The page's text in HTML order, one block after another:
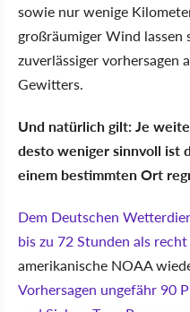
sowie nur wenige
großräumiger Wind lassen
zuverlässiger vorhersagen
Gewitters.
Und natürlich gilt: Je
desto weniger sinnvoll ist
einem bestimmten Ort
Dem Deutschen
bis zu 72 Stunden als
amerikanische NOAA
Vorhersagen ungefähr 90